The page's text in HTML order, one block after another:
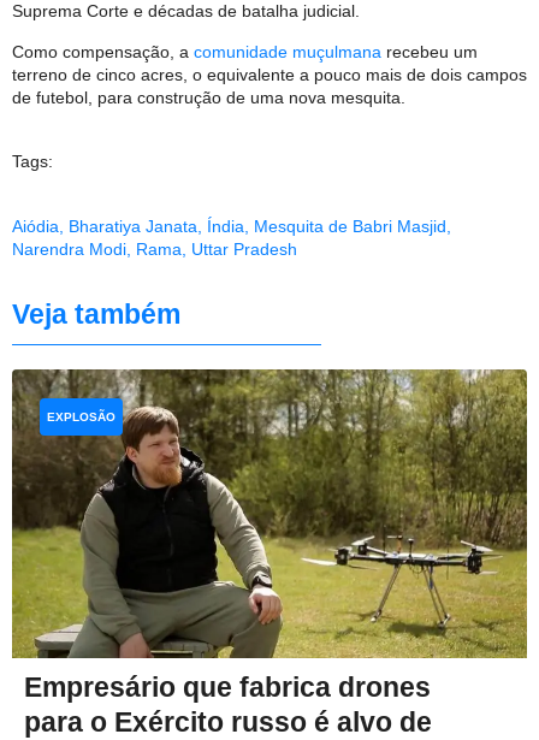
Suprema Corte e décadas de batalha judicial.
Como compensação, a comunidade muçulmana recebeu um
terreno de cinco acres, o equivalente a pouco mais de dois campos
de futebol, para construção de uma nova mesquita.
Tags:
Aiódia Bharatiya Janata Índia Mesquita de Babri Masjid
Narendra Modi Rama Uttar Pradesh
Veja também
Empresário que fabrica drones
para o Exército russo é alvo de
EXPLOSÃO